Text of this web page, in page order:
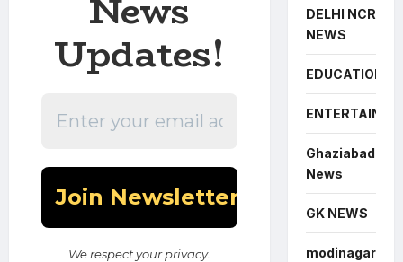
Updates!
We respect your privacy.
DELHI NCR
NEWS
EDUCATION
Ghaziabad
News
GK NEWS
modinagar